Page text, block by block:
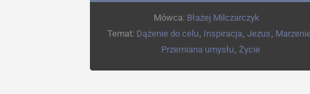
Mówca: Błażej Milczarczyk
Temat: Dążenie do celu Inspiracja ,Jezus
Przemiana umysłu Życie